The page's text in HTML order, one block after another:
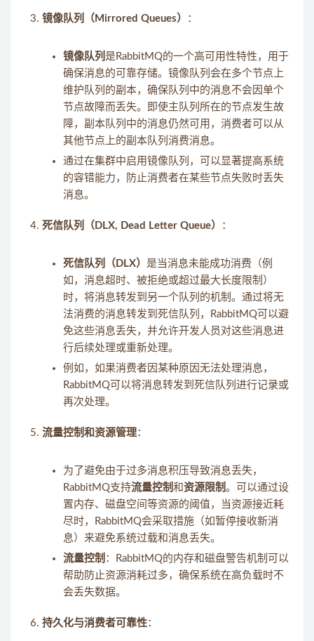
镜像队列（Mirrored Queues） ：
镜像队列 是RabbitMQ的一个高可用性特性，用于
确保消息的可靠存储。镜像队列会在多个节点上
维护队列的副本，确保队列中的消息不会因单个
节点故障而丢失。即使主队列所在的节点发生故
障，副本队列中的消息仍然可用，消费者可以从
其他节点上的副本队列消费消息。
通过在集群中启用镜像队列，可以显著提高系统
的容错能力，防止消费者在某些节点失败时丢失
消息。
死信队列（DLX, Dead Letter Queue） ：
死信队列（DLX） 是当消息未能成功消费（例
如，消息超时、被拒绝或超过最大长度限制）
时，将消息转发到另一个队列的机制。通过将无
法消费的消息转发到死信队列，RabbitMQ可以避
免这些消息丢失，并允许开发人员对这些消息进
行后续处理或重新处理。
例如，如果消费者因某种原因无法处理消息，
RabbitMQ可以将消息转发到死信队列进行记录或
再次处理。
流量控制和资源管理：
为了避免由于过多消息积压导致消息丢失，
RabbitMQ支持流量控制 和资源限制 。可以通过设
置内存、磁盘空间等资源的阈值，当资源接近耗
尽时，RabbitMQ会采取措施（如暂停接收新消
息）来避免系统过载和消息丢失。
流量控制 ：RabbitMQ的内存和磁盘警告机制可以
帮助防止资源消耗过多，确保系统在高负载时不
会丢失数据。
持久化与消费者可靠性：